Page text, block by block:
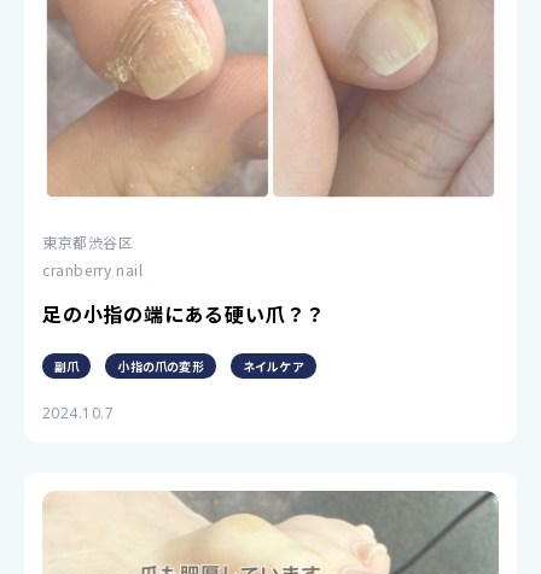
東京都渋谷区
cranberry nail
足の小指の端にある硬い爪？？
副爪 小指の爪の変形 ネイルケア
2024.10.7